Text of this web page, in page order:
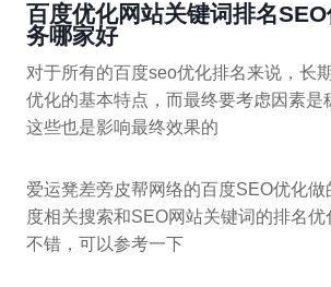
百度优化网站关键词排名
务哪家好
对于所有的百度seo优化排名来说，长
优化的基本特点，而最终要考虑因素是
这些也是影响最终效果的
爱运凳差旁皮帮网络的百度SEO优化
度相关搜索和SEO网站关键词的排名优
不错，可以参考一下